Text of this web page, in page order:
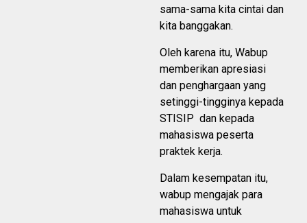
sama-sama kita cintai dan
kita banggakan.
Oleh karena itu, Wabup
memberikan apresiasi
dan penghargaan yang
setinggi-tingginya kepada
STISIP dan kepada
mahasiswa peserta
praktek kerja.
Dalam kesempatan itu,
wabup mengajak para
mahasiswa untuk